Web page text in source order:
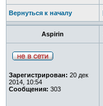
Вернуться к началу
Aspirin
Зарегистрирован: 20 дек
2014, 10:54
Сообщения: 303